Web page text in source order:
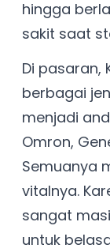
hingga
sakit saat
Di pasaran,
berbagai
menjadi
Omron,
Semuanya
vitalnya.
sangat
untuk